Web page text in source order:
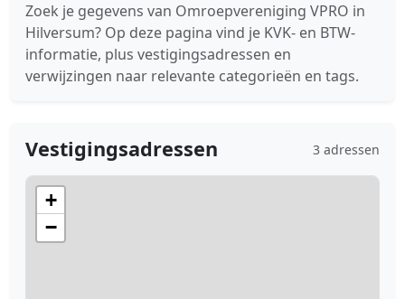
Zoek je gegevens van Omroepvereniging VPRO in
Hilversum? Op deze pagina vind je KVK- en BTW-
informatie, plus vestigingsadressen en
verwijzingen naar relevante categorieën en tags.
Vestigingsadressen 3 adressen
+
−